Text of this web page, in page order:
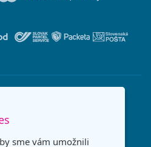
sme vám umožnili